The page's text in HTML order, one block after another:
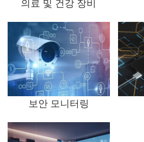
의료 및 건강 장비
보안 모니터링